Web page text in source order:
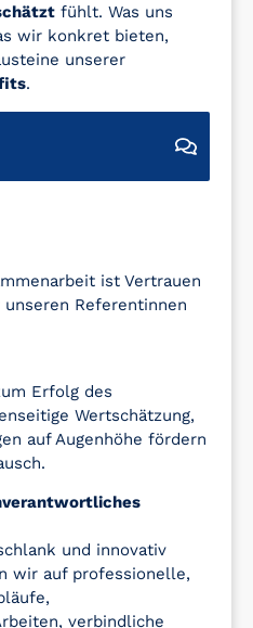
fühlt. Was uns
wir konkret bieten,
unserer
.
ist Vertrauen
unseren Referentinnen
Erfolg des
Wertschätzung,
auf Augenhöhe fördern
und innovativ
wir auf professionelle,
verbindliche